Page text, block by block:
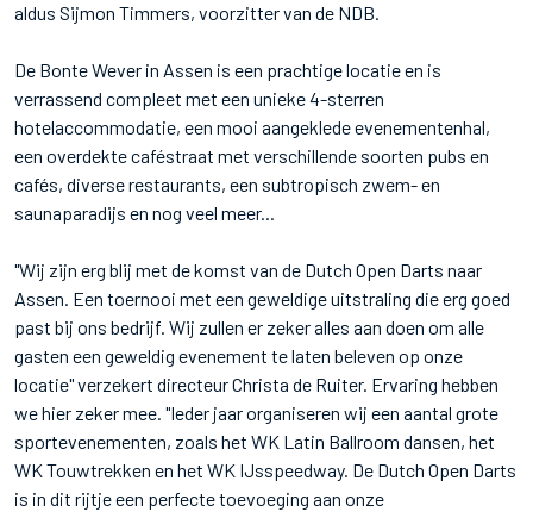
aldus Sijmon Timmers, voorzitter van de NDB.
De Bonte Wever in Assen is een prachtige locatie en is
verrassend compleet met een unieke 4-sterren
hotelaccommodatie, een mooi aangeklede evenementenhal,
een overdekte caféstraat met verschillende soorten pubs en
cafés, diverse restaurants, een subtropisch zwem- en
saunaparadijs en nog veel meer...
"Wij zijn erg blij met de komst van de Dutch Open Darts naar
Assen. Een toernooi met een geweldige uitstraling die erg goed
past bij ons bedrijf. Wij zullen er zeker alles aan doen om alle
gasten een geweldig evenement te laten beleven op onze
locatie" verzekert directeur Christa de Ruiter. Ervaring hebben
we hier zeker mee. "Ieder jaar organiseren wij een aantal grote
sportevenementen, zoals het WK Latin Ballroom dansen, het
WK Touwtrekken en het WK IJsspeedway. De Dutch Open Darts
is in dit rijtje een perfecte toevoeging aan onze